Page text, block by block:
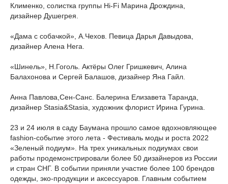
Клименко, солистка группы Hi-Fi Марина Дрождина,
дизайнер Душегрея.
«Дама с собачкой», А.Чехов. Певица Дарья Давыдова,
дизайнер Алена Нега.
«Шинель», Н.Гоголь. Актёры Олег Гришкевич, Алина
Балахонова и Сергей Балашов, дизайнер Яна Гайл.
Анна Павлова,Сен-Санс. Балерина Елизавета Таранда,
дизайнер Stasia&Stasia, художник флорист Ирина Гурина.
23 и 24 июля в саду Баумана прошло самое вдохновляющее
fashion-событие этого лета - Фестиваль моды и роста 2022
«Зеленый подиум». На трех уникальных подиумах свои
работы продемонстрировали более 50 дизайнеров из России
и стран СНГ. В событии приняли участие более 100 брендов
одежды, эко-продукции и аксессуаров. Главным событием